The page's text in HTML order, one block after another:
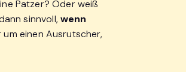
Patzer? Oder weiß
sinnvoll, wenn
einen Ausrutscher,